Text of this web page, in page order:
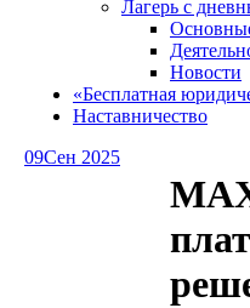
Лагерь с
Новости
«Бесплатная
Наставничество
09Сен 2025